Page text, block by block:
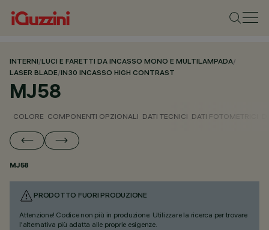
INTERNI/LUCI E FARETTI DA INCASSO MONO E MULTILAMPADA/
LASER BLADE/IN30 INCASSO HIGH CONTRAST
MJ58
COLORE COMPONENTI OPZIONALI DATI TECNICI DATI FOTOMETRICI
MJ58
PRODOTTO FUORI PRODUZIONE
Attenzione! Codice non più in produzione. Utilizzare la ricerca per trovare
l'alternativa più adatta alle proprie esigenze.